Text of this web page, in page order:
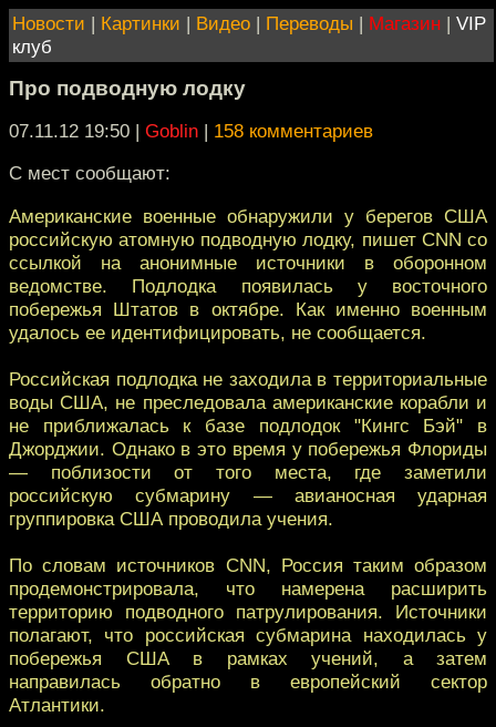
Новости | Картинки | Видео | Переводы | Магазин | VIP
клуб
Про подводную лодку
07.11.12 19:50 | Goblin | 158 комментариев
С мест сообщают:
Американские военные обнаружили у берегов США
российскую атомную подводную лодку, пишет CNN со
ссылкой на анонимные источники в оборонном
ведомстве. Подлодка появилась у восточного
побережья Штатов в октябре. Как именно военным
удалось ее идентифицировать, не сообщается.
Российская подлодка не заходила в территориальные
воды США, не преследовала американские корабли и
не приближалась к базе подлодок "Кингс Бэй" в
Джорджии. Однако в это время у побережья Флориды
— поблизости от того места, где заметили
российскую субмарину — авианосная ударная
группировка США проводила учения.
По словам источников CNN, Россия таким образом
продемонстрировала, что намерена расширить
территорию подводного патрулирования. Источники
полагают, что российская субмарина находилась у
побережья США в рамках учений, а затем
направилась обратно в европейский сектор
Атлантики.